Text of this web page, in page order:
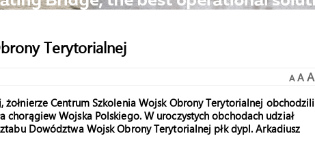
Terytorialnej
A A A
Centrum Szkolenia Wojsk Obrony Terytorialnej obchodzili
chorągiew Wojska Polskiego. W uroczystych obchodach udział
Dowództwa Wojsk Obrony Terytorialnej płk dypl. Arkadiusz